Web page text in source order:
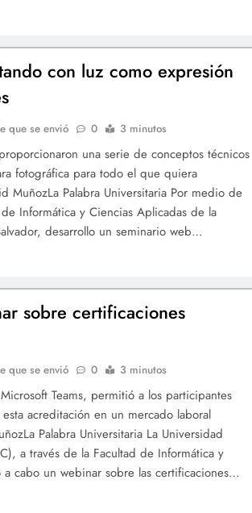
con luz como expresión
que se envió 0 3 minutos
una serie de conceptos técnicos
fotográfica para todo el que quiera
MuñozLa Palabra Universitaria Por medio de
Informática y Ciencias Aplicadas de la
desarrollo un seminario web…
sobre certificaciones
que se envió 0 3 minutos
Teams, permitió a los participantes
acreditación en un mercado laboral
Palabra Universitaria La Universidad
a través de la Facultad de Informática y
cabo un webinar sobre las certificaciones…